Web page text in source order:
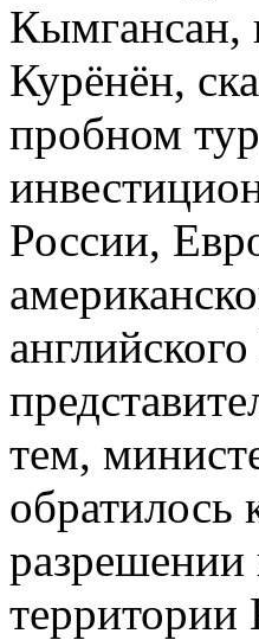
Кымгансан,
Курёнён,
пробном
России,
тем,
территории